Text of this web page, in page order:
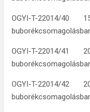
OGYI-T-22014/40
OGYI-T-22014/41
OGYI-T-22014/42